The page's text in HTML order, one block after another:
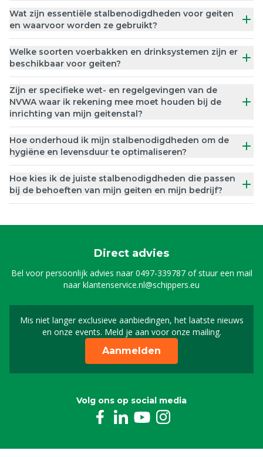
Wat zijn essentiële stalbenodigdheden voor geiten
en waarvoor worden ze gebruikt?
Welke soorten voerbakken en drinksystemen zijn er
beschikbaar voor geiten?
Zijn er specifieke wet- en regelgevingen van de
NVWA waar ik rekening mee moet houden bij de
inrichting van mijn geitenstal?
Hoe onderhoud ik mijn stalbenodigdheden om de
hygiëne en levensduur te optimaliseren?
Hoe kies ik de juiste stalbenodigdheden die passen
bij de behoeften van mijn geiten en mijn bedrijf?
Direct advies
Bel voor persoonlijk advies naar0497-339787of stuur een mail
naarklantenservice.nl@schippers.eu
Mis niet langer exclusieve aanbiedingen, het laatste nieuws
en onze events. Meld je aan voor onze mailing.
Schrijf je in voor onze
Aanmelden
Volg ons op social media